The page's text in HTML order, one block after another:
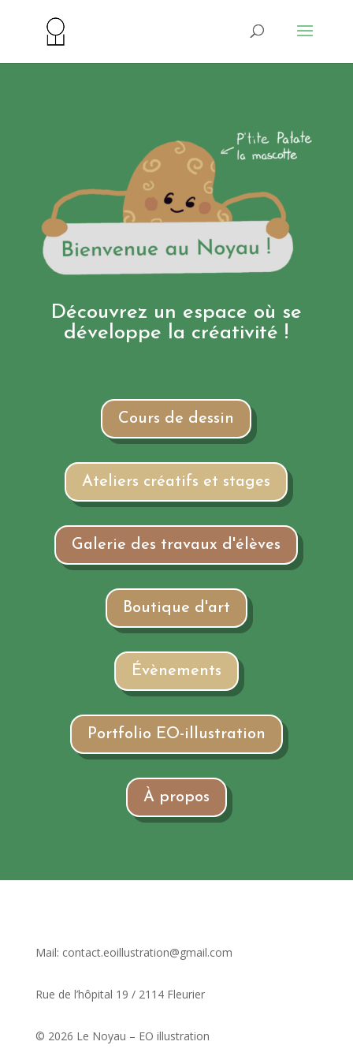
Découvrez un espace où se
développe la créativité !
Cours de dessin
Ateliers créatifs et stages
Galerie des travaux d'élèves
Boutique d'art
Évènements
Portfolio EO-illustration
À propos
Mail: contact.eoillustration@gmail.com
Rue de l’hôpital 19 / 2114 Fleurier
© 2026 Le Noyau – EO illustration